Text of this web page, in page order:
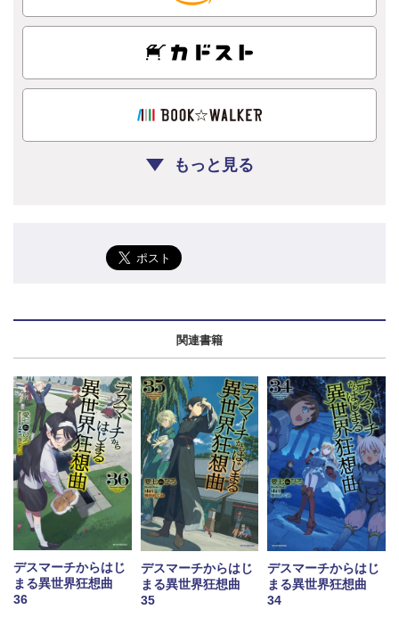
もっと見る
関連書籍
デスマーチからはじ
まる異世界狂想曲
36
デスマーチからはじ
まる異世界狂想曲
35
デスマーチからはじ
まる異世界狂想曲
34